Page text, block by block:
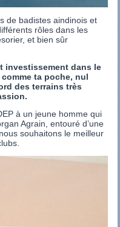
de badistes aindinois et
rôles dans les
et bien sûr
investissement dans le
ta poche, nul
des terrains très
à un jeune homme qui
Agrain, entouré d’une
souhaitons le meilleur